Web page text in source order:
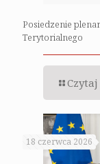
Posiedzenie
Terytorialnego
18 czerwca 2026